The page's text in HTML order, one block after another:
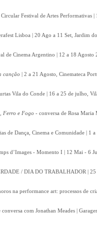
Circular Festival de Artes Performativas
Lisboa | 20 Ago a 11 Set, Jardim
de Cinema Argentino | 12 a 18
canção | 2 a 21 Agosto, Cinemateca
Vila do Conde | 16 a 25 de julho,
Ferro e Fogo - conversa de Rosa Maria
de Dança, Cinema e Comunidade | 1
d’Images - Momento I | 12 Mai - 6
/ DIA DO TRABALHADOR |
na performance art: processos de
conversa com Jonathan Meades |